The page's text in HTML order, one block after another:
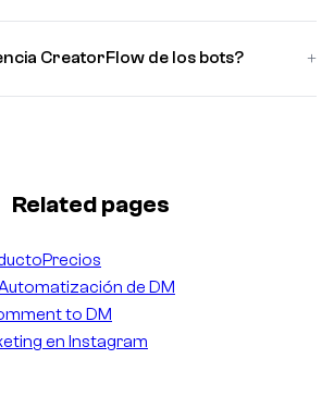
CreatorFlow de los bots? +
Related pages
Precios
de DM
to DM
en Instagram